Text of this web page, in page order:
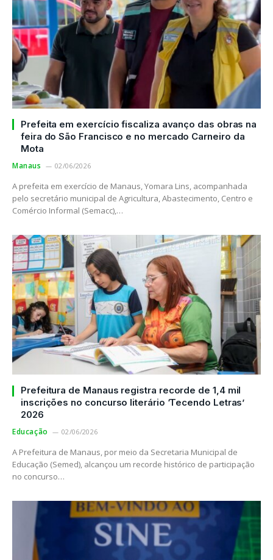
Prefeita em exercício fiscaliza avanço das obras na
feira do São Francisco e no mercado Carneiro da
Mota
Manaus 02/06/2026
A prefeita em exercício de Manaus, Yomara Lins, acompanhada
pelo secretário municipal de Agricultura, Abastecimento, Centro e
Comércio Informal (Semacc),…
Prefeitura de Manaus registra recorde de 1,4 mil
inscrições no concurso literário ‘Tecendo Letras’
2026
Educação 02/06/2026
A Prefeitura de Manaus, por meio da Secretaria Municipal de
Educação (Semed), alcançou um recorde histórico de participação
no concurso…